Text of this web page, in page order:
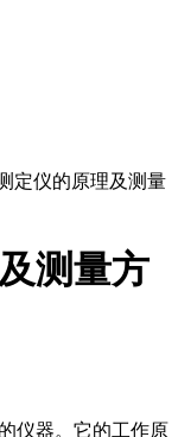
定仪的原理及测量
测量方
仪器。它的工作原